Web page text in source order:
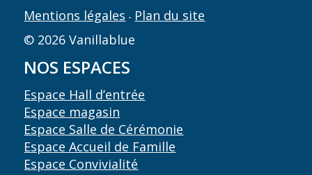
Mentions légales - Plan du site
© 2026 Vanillablue
NOS ESPACES
Espace Hall d’entrée
Espace magasin
Espace Salle de Cérémonie
Espace Accueil de Famille
Espace Convivialité